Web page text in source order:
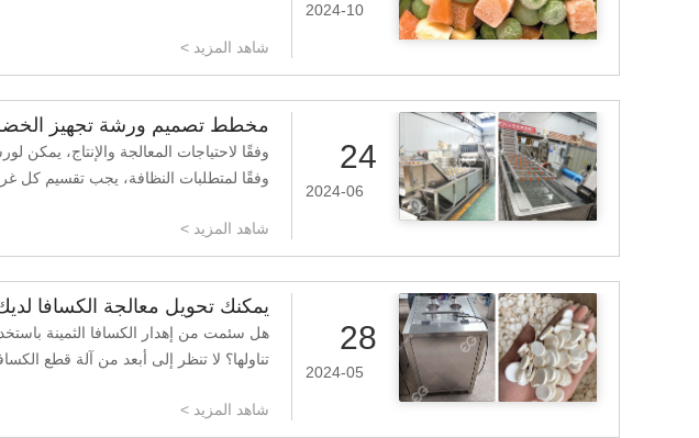
شاهد المزيد >
2024-10
مخطط تصميم ورشة تجهيز
وفقًا لاحتياجات المعالجة والإنتاج، يمكن
وفقًا لمتطلبات النظافة، يجب تقسيم كل
شاهد المزيد >
24
2024-06
يمكنك تحويل معالجة الكسافا
هل سئمت من إهدار الكسافا الثمينة
تناولها؟ لا تنظر إلى أبعد من آلة قطع
شاهد المزيد >
28
2024-05